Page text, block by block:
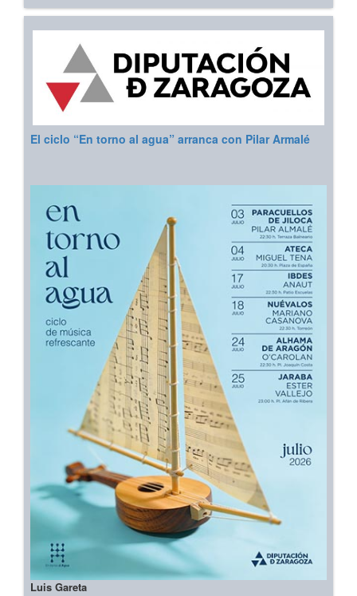
El ciclo “En torno al agua” arranca con Pilar Armalé
Luis Gareta